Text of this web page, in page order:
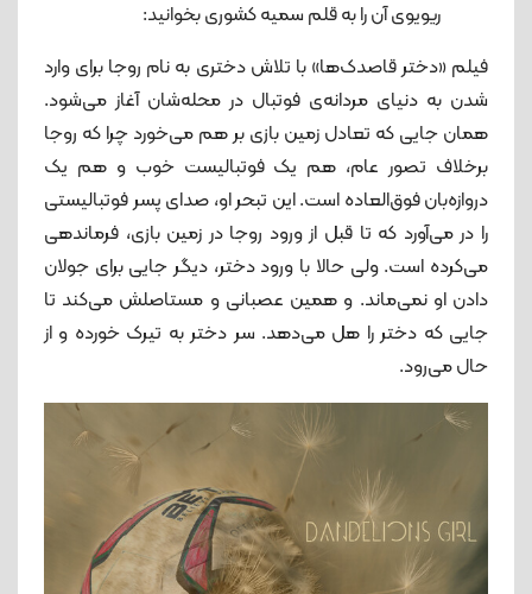
ریویوی آن را به قلم سمیه کشوری بخوانید:
فیلم «دختر قاصدک‌ها» با تلاش دختری به نام روجا برای وارد
شدن به دنیای مردانه‌ی فوتبال در محله‌شان آغاز می‌شود.
همان جایی که تعادل زمین بازی بر هم می‌خورد چرا که روجا
برخلاف تصور عام، هم یک فوتبالیست خوب و هم یک
دروازه‌بان فوق‌العاده است. این تبحر او، صدای پسر فوتبالیستی
را در می‌آورد که تا قبل از ورود روجا در زمین بازی، فرماندهی
می‌کرده است. ولی حالا با ورود دختر، دیگر جایی برای جولان
دادن او نمی‌ماند. و همین عصبانی و مستاصلش می‌کند تا
جایی که دختر را هل می‌دهد. سر دختر به تیرک خورده و از
حال می‌رود.